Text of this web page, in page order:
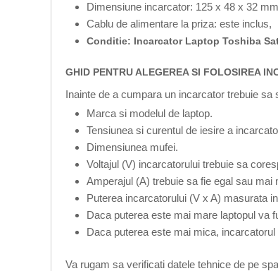
Dimensiune incarcator: 125 x 48 x 32
Cablu de alimentare la priza: este inclus,
Conditie: Incarcator Laptop Toshiba
GHID PENTRU ALEGEREA SI FOLOSIREA
Inainte de a cumpara un incarcator trebuie sa
Marca si modelul de laptop.
Tensiunea si curentul de iesire a
Dimensiunea mufei.
Voltajul (V) incarcatorului trebuie sa
Amperajul (A) trebuie sa fie egal sau
Puterea incarcatorului (V x A) masurata
Daca puterea este mai mare laptopul va
Daca puterea este mai mica,
Va rugam sa verificati datele tehnice de pe